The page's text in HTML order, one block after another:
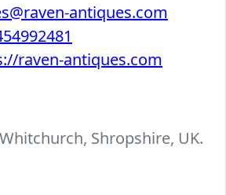
antiques.com
raven-antiques.com
Shropshire, UK.